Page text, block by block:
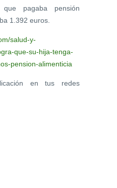
pagaba pensión
1.392 euros.
salud-y-
que-su-hija-tenga-
pension-alimenticia
en tus redes